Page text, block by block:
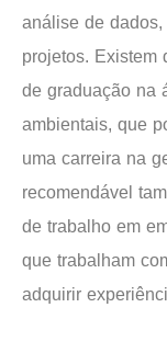
análise de
projetos. Existem
de graduação na
ambientais, que
uma carreira na
recomendável
de trabalho em
que trabalham
adquirir